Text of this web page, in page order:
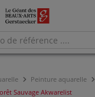
Peinture aquarelle
Sauvage Akwarelist